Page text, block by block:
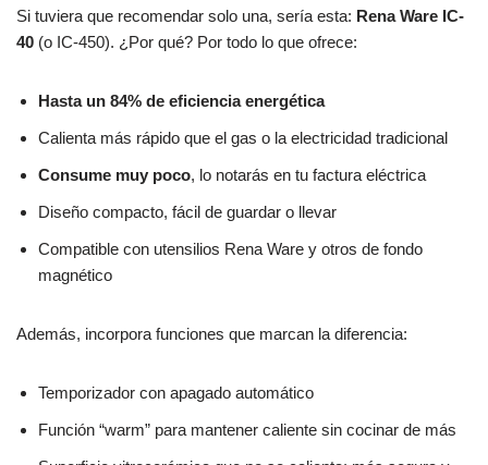
Si tuviera que recomendar solo una, sería esta: Rena Ware IC-
40 (o IC-450). ¿Por qué? Por todo lo que ofrece:
Hasta un 84% de eficiencia energética
Calienta más rápido que el gas o la electricidad tradicional
Consume muy poco, lo notarás en tu factura eléctrica
Diseño compacto, fácil de guardar o llevar
Compatible con utensilios Rena Ware y otros de fondo
magnético
Además, incorpora funciones que marcan la diferencia:
Temporizador con apagado automático
Función “warm” para mantener caliente sin cocinar de más